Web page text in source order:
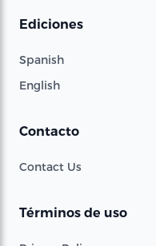
Ediciones
Spanish
English
Contacto
Contact Us
Términos de uso